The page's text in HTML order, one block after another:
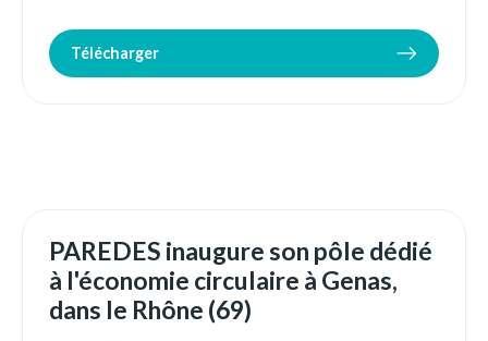
Télécharger
PAREDES inaugure son pôle dédié
à l'économie circulaire à Genas,
dans le Rhône (69)